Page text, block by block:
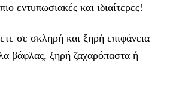
εντυπωσιακές και ιδιαίτερες!
σε σκληρή και ξηρή επιφάνεια
βάφλας, ξηρή ζαχαρόπαστα ή